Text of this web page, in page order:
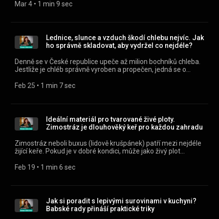
pohodlně poslouchat v mobilní aplikaci mujRozhlas pro
webu mujRozhlas.cz
(https://www.mujrozhlas.cz/rapi/view/show/3caf0f88-3b94-
3216-8dad-28416e4d9d1f?
f19e-387c-ab9c-b4b58708eca0) .
Mar 4 • 1 min 9 sec
Lednice, slunce a vzduch škodí chlebu nejvíc. Jak
ho správně skladovat, aby vydržel co nejdéle?
Denně se v České republice upeče až milion bochníků chleba.
Jestliže je chléb správně vyroben a propečen, jedná se o
rady můžete pohodlně poslouchat v mobilní aplikaci
(https://apps.apple.com/cz/app/id1455654616) nebo na
webu mujRozhlas.cz
(https://www.mujrozhlas.cz/rapi/view/show/3caf0f88-3b94-
3216-8dad-28416e4d9d1f?
9109-3036-8973-bc7bc10d9e2f) .
Feb 25 • 1 min 7 sec
Ideální materiál pro tvarované živé ploty.
Zimostráz je dlouhověký keř pro každou zahradu
Zimostráz neboli buxus (lidově krušpánek) patří mezi nejdéle
žijící keře. Pokud je v dobré kondici, může jako živý plot
rady můžete pohodlně poslouchat v mobilní aplikaci
(https://apps.apple.com/cz/app/id1455654616) nebo na
webu mujRozhlas.cz
(https://www.mujrozhlas.cz/rapi/view/show/3caf0f88-3b94-
Feb 19 • 1 min 6 sec
Jak si poradit s lepivými surovinami v kuchyni?
Babské rady přináší praktické triky